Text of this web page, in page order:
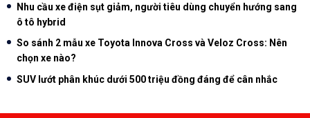
Nhu cầu xe điện sụt giảm, người tiêu dùng chuyển hướng sang
ô tô hybrid
So sánh 2 mẫu xe Toyota Innova Cross và Veloz Cross: Nên
chọn xe nào?
SUV lướt phân khúc dưới 500 triệu đồng đáng để cân nhắc